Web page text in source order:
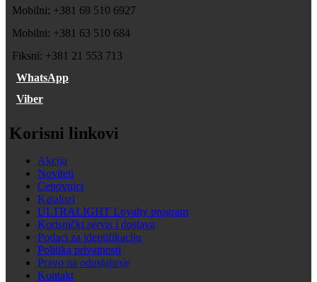
Mobilni: +381 69 510 6927
Mobilni: +381 63 510 684
Fiksni: +381 21 553 713
WhatsApp
Viber
Korisni linkovi
Akcija
Noviteti
Cenovnici
Katalozi
ULTRALIGHT Loyalty program
Korisnički servis i dostava
Podaci za identifikaciju
Politika privatnosti
Pravo na odustajanje
Kontakt